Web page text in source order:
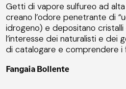
Getti di vapore sulfureo ad
creano l’odore penetrante di
idrogeno) e depositano
l’interesse dei naturalisti e dei
di catalogare e comprendere i
Fangaia Bollente